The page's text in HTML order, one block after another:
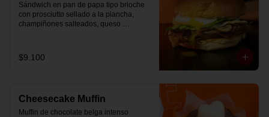
Sándwich en pan de papa tipo brioche
con prosciutto sellado a la plancha,
champiñones salteados, queso
$9.100
Cheesecake Muffin
Muffin de chocolate belga intenso